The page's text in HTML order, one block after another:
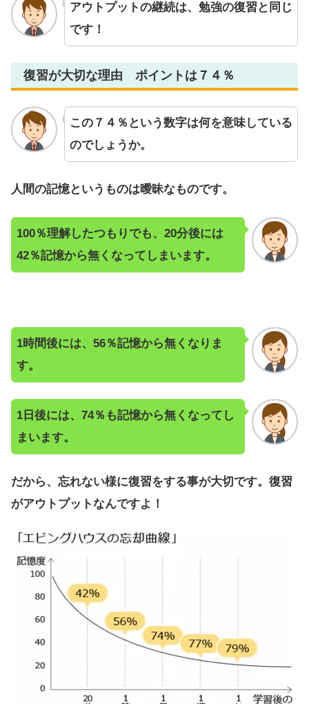
アウトプットの継続は、勉強の復習と同じ
です！
復習が大切な理由 ポイントは７４％
この７４％という数字は何を意味している
のでしょうか。
人間の記憶というものは曖昧なものです。
100％理解したつもりでも、20分後には
42％記憶から無くなってしまいます。
1時間後には、56％記憶から無くなりま
す。
1日後には、74％も記憶から無くなってし
まいます。
だから、忘れない様に復習をする事が大切です。復習
がアウトプットなんですよ！